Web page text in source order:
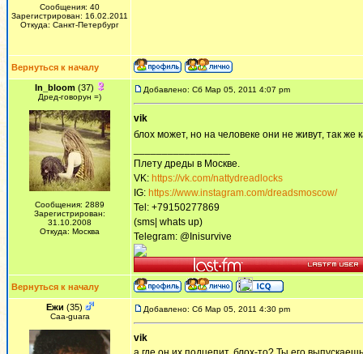
Сообщения: 40
Зарегистрирован: 16.02.2011
Откуда: Санкт-Петербург
Вернуться к началу
In_bloom(37)
Дред-говорун =)
Сообщения: 2889
Зарегистрирован:
31.10.2008
Откуда: Москва
Добавлено: Сб Мар 05, 2011 4:07 pm
vik
блох может, но на человеке они не живут, так
Плету дреды в Москве.
VK: https://vk.com/nattydreadlocks
IG: https://www.instagram.com/dreadsmoscow/
Tel: +79150277869
(sms| whats up)
Telegram: @Inisurvive
Вернуться к началу
Ежи (35)
Сaa-guara
Добавлено: Сб Мар 05, 2011 4:30 pm
vik